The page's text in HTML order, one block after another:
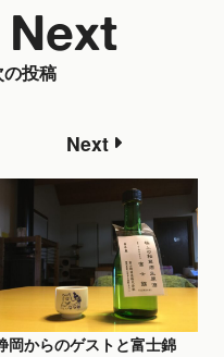
投稿
Next
岡からのゲストと富士錦